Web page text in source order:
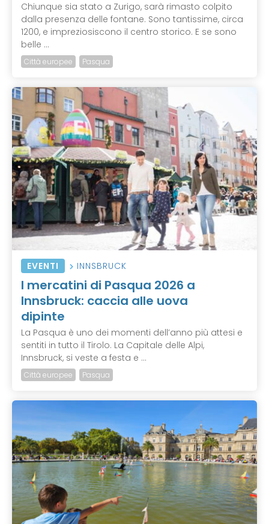
Chiunque sia stato a Zurigo, sarà rimasto colpito
dalla presenza delle fontane. Sono tantissime, circa
1200, e impreziosiscono il centro storico. E se sono
belle ...
Città europee Pasqua
EVENTI INNSBRUCK
I mercatini di Pasqua 2026 a
Innsbruck: caccia alle uova
dipinte
La Pasqua è uno dei momenti dell’anno più attesi e
sentiti in tutto il Tirolo. La Capitale delle Alpi,
Innsbruck, si veste a festa e ...
Città europee Pasqua